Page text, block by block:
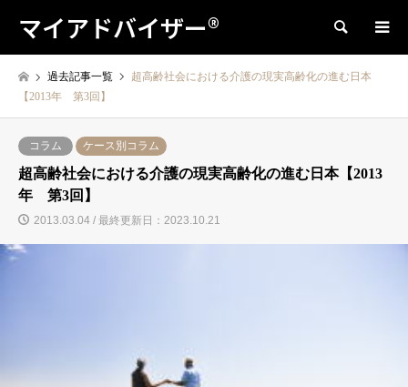
マイアドバイザー® 検索
過去記事一覧
超高齢社会における介護の現実高齢化の進む日本
【2013年 第3回】
コラム ケース別コラム
超高齢社会における介護の現実高齢化の進む日本【2013
年 第3回】
2013.03.04 / 最終更新日：2023.10.21